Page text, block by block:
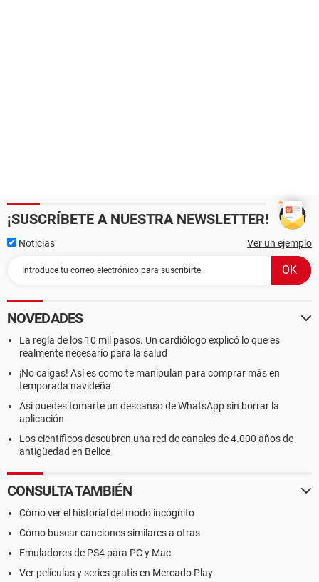
¡SUSCRÍBETE A NUESTRA NEWSLETTER!
Noticias Ver un ejemplo
NOVEDADES
La regla de los 10 mil pasos. Un cardiólogo explicó lo que es
realmente necesario para la salud
¡No caigas! Así es como te manipulan para comprar más en
temporada navideña
Así puedes tomarte un descanso de WhatsApp sin borrar la
aplicación
Los científicos descubren una red de canales de 4.000 años de
antigüedad en Belice
CONSULTA TAMBIÉN
Cómo ver el historial del modo incógnito
Cómo buscar canciones similares a otras
Emuladores de PS4 para PC y Mac
Ver películas y series gratis en Mercado Play